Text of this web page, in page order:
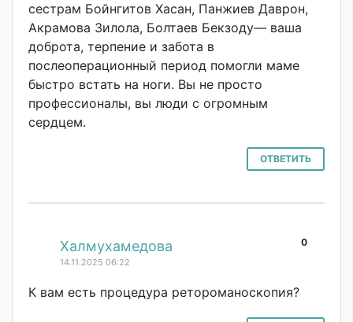
сестрам Бойнгитов Хасан, Панжиев Даврон,
Акрамова Зилола, Болтаев Бекзоду— ваша
доброта, терпение и забота в
послеоперационный период помогли маме
быстро встать на ноги. Вы не просто
профессионалы, вы люди с огромным
сердцем.
ОТВЕТИТЬ
0
Халмухамедова
14.11.2025 06:22
К вам есть процедура ретороманоскопия?